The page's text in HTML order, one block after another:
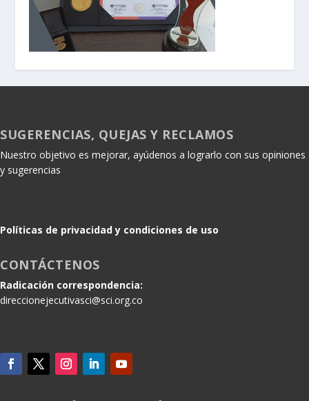
SUGERENCIAS, QUEJAS Y RECLAMOS
Nuestro objetivo es mejorar, ayúdenos a lograrlo con sus opiniones
y sugerencias
Políticas de privacidad y condiciones de uso
CONTÁCTENOS
Radicación correspondencia:
direccionejecutivasci@sci.org.co